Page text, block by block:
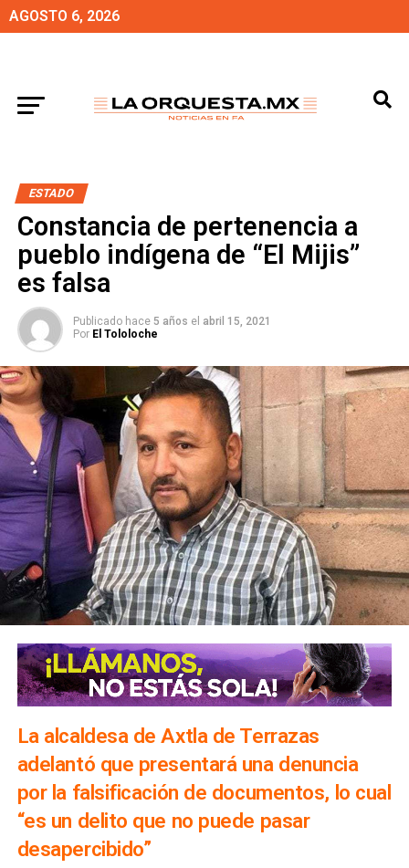
AGOSTO 6, 2026
ESTADO
Constancia de pertenencia a
pueblo indígena de “El Mijis”
es falsa
Publicado hace 5 años el abril 15, 2021
Por El Tololoche
La alcaldesa de Axtla de Terrazas
adelantó que presentará una denuncia
por la falsificación de documentos, lo cual
“es un delito que no puede pasar
desapercibido”